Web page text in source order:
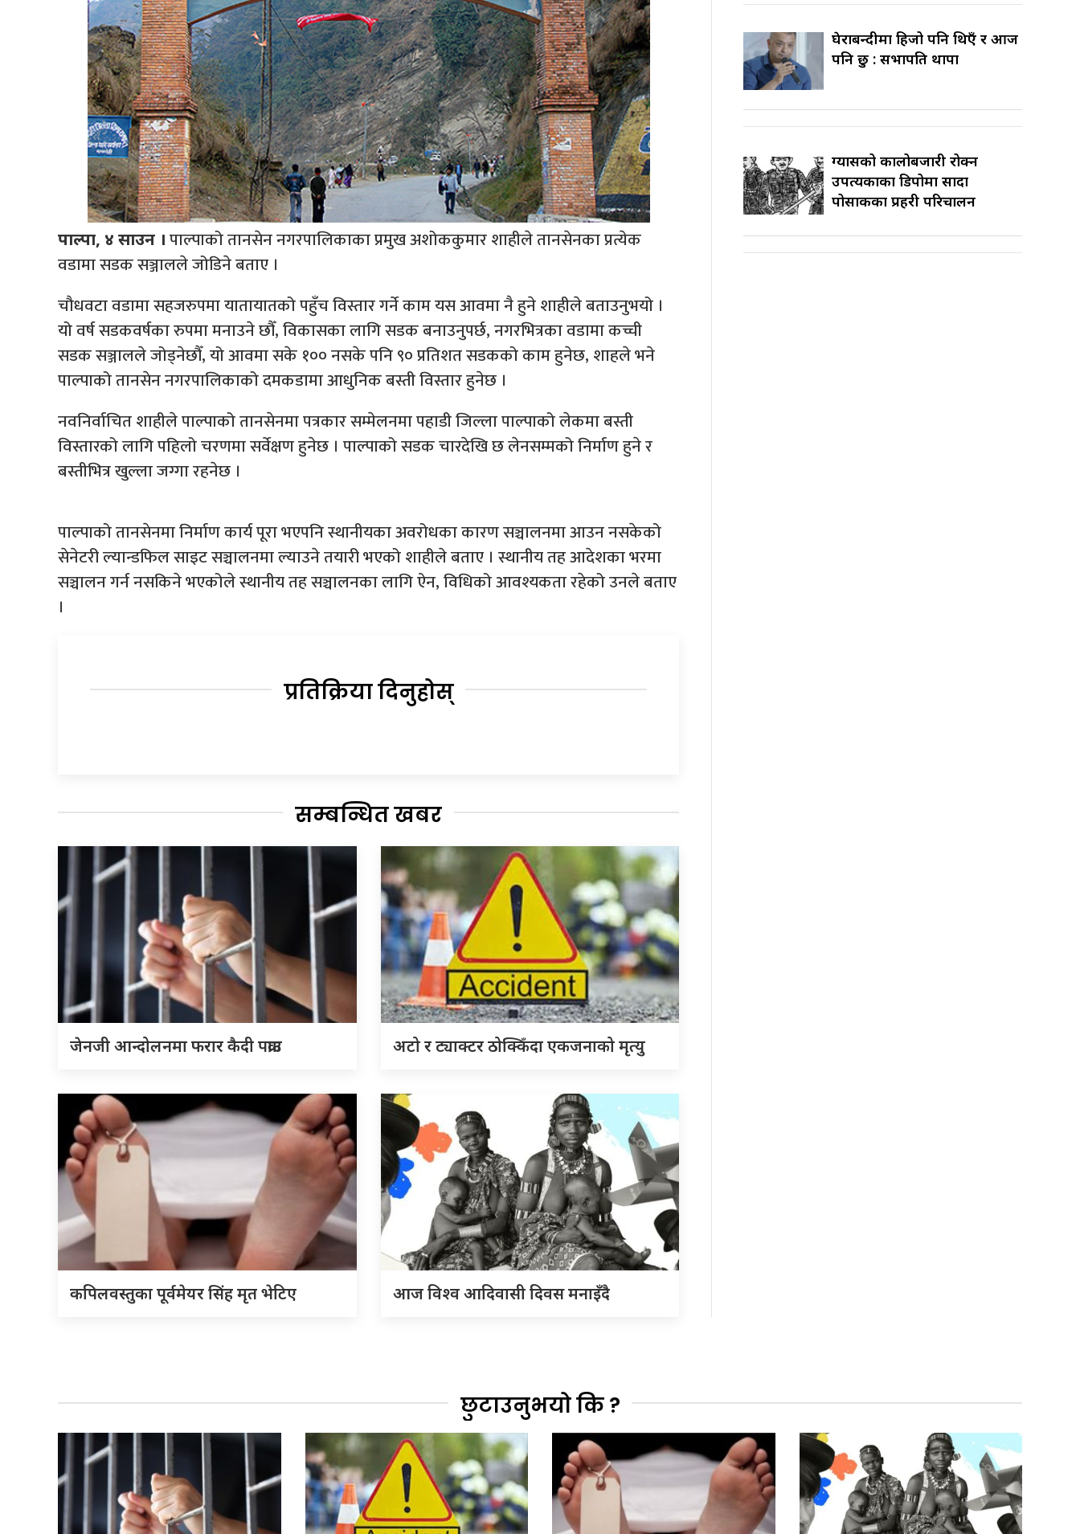
पाल्पा, ४ साउन । पाल्पाको तानसेन नगरपालिकाका प्रमुख अशोककुमार शाहीले तानसेनका प्रत्येक
वडामा सडक सञ्जालले जोडिने बताए ।
चौधवटा वडामा सहजरुपमा यातायातको पहुँच विस्तार गर्ने काम यस आवमा नै हुने शाहीले बताउनुभयो ।
यो वर्ष सडकवर्षका रुपमा मनाउने छौँ, विकासका लागि सडक बनाउनुपर्छ, नगरभित्रका वडामा कच्ची
सडक सञ्जालले जोड्नेछौँ, यो आवमा सके १०० नसके पनि ९० प्रतिशत सडकको काम हुनेछ, शाहले भने
पाल्पाको तानसेन नगरपालिकाको दमकडामा आधुनिक बस्ती विस्तार हुनेछ ।
नवनिर्वाचित शाहीले पाल्पाको तानसेनमा पत्रकार सम्मेलनमा पहाडी जिल्ला पाल्पाको लेकमा बस्ती
विस्तारको लागि पहिलो चरणमा सर्वेक्षण हुनेछ । पाल्पाको सडक चारदेखि छ लेनसम्मको निर्माण हुने र
बस्तीभित्र खुल्ला जग्गा रहनेछ ।
पाल्पाको तानसेनमा निर्माण कार्य पूरा भएपनि स्थानीयका अवरोधका कारण सञ्चालनमा आउन नसकेको
सेनेटरी ल्यान्डफिल साइट सञ्चालनमा ल्याउने तयारी भएको शाहीले बताए । स्थानीय तह आदेशका भरमा
सञ्चालन गर्न नसकिने भएकोले स्थानीय तह सञ्चालनका लागि ऐन, विधिको आवश्यकता रहेको उनले बताए
।
प्रतिक्रिया दिनुहोस्
सम्बन्धित खबर
जेनजी आन्दोलनमा फरार कैदी पक्राउ अटो र ट्याक्टर ठोक्किँदा एकजनाको मृत्यु
कपिलवस्तुका पूर्वमेयर सिंह मृत भेटिए आज विश्व आदिवासी दिवस मनाइँदै
घेराबन्दीमा हिजो पनि थिएँ र आज
पनि छु : सभापति थापा
ग्यासको कालोबजारी रोक्न
उपत्यकाका डिपोमा सादा
पोसाकका प्रहरी परिचालन
छुटाउनुभयो कि ?